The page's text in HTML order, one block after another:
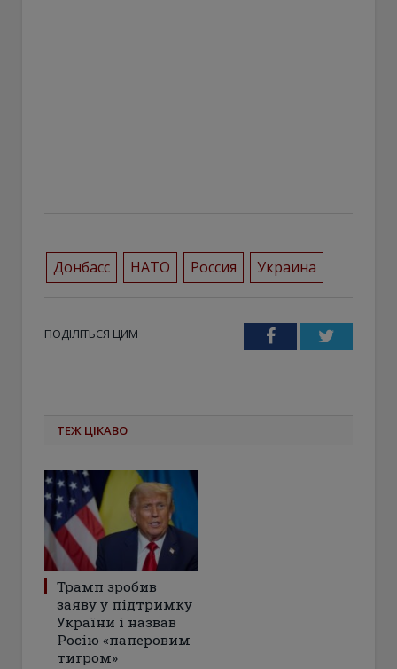
Донбасс НАТО Россия Украина
ПОДІЛІТЬСЯ ЦИМ FacebookTwitter
ТЕЖ ЦІКАВО
Трамп зробив
заяву у підтримку
України і назвав
Росію «паперовим
тигром»